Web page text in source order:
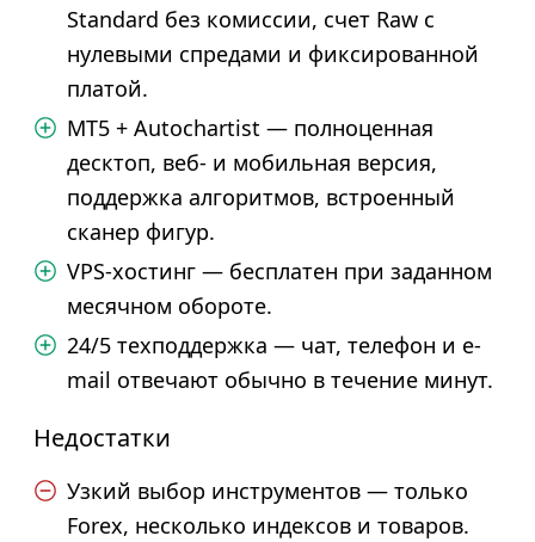
Standard без комиссии, счет Raw с
нулевыми спредами и фиксированной
платой.
MT5 + Autochartist — полноценная
десктоп, веб- и мобильная версия,
поддержка алгоритмов, встроенный
сканер фигур.
VPS-хостинг — бесплатен при заданном
месячном обороте.
24/5 техподдержка — чат, телефон и e-
mail отвечают обычно в течение минут.
Недостатки
Узкий выбор инструментов — только
Forex, несколько индексов и товаров.